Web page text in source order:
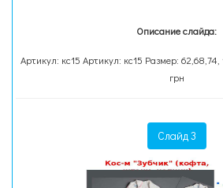
Описание слайда:
Артикул: кс15 Артикул: кс15 Размер:
грн
Слайд 3